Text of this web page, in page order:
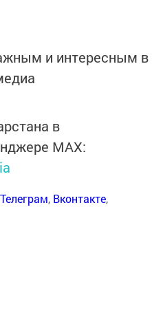
и интересным в
в
MАХ:
Телеграм, Вконтакте,